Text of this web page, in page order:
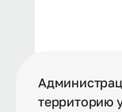
территорию